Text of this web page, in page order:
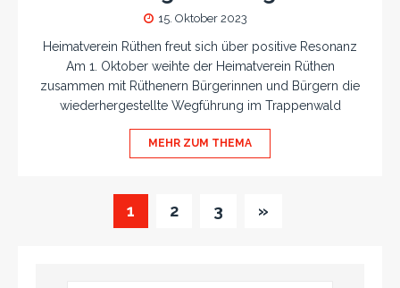
15. Oktober 2023
Heimatverein Rüthen freut sich über positive Resonanz
Am 1. Oktober weihte der Heimatverein Rüthen
zusammen mit Rüthenern Bürgerinnen und Bürgern die
wiederhergestellte Wegführung im Trappenwald
MEHR ZUM THEMA
1 2 3 »